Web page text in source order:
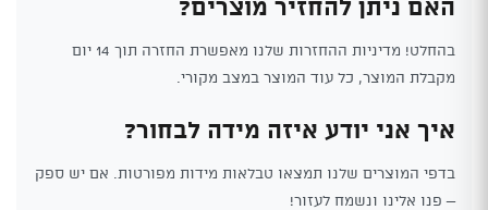
בהחלט! מדיניות ההחזרות שלנו מאפשרת החזרה תוך 14 יום
מקבלת המוצר, כל עוד המוצר במצב מקורי.
איך אני יודע איזה מידה לבחור?
בדפי המוצרים שלנו תמצאו טבלאות מידות מפורטות. אם יש ספק
– פנו אלינו ונשמח לעזור!